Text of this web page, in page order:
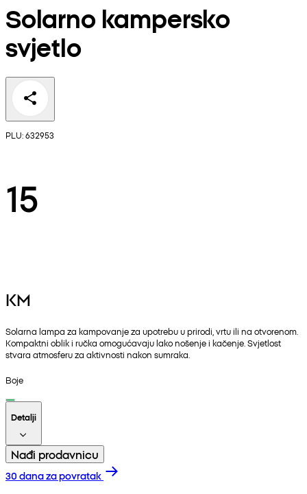
Solarno kampersko
svjetlo
PLU: 632953
15
KM
Solarna lampa za kampovanje za upotrebu u prirodi, vrtu ili na otvorenom.
Kompaktni oblik i ručka omogućavaju lako nošenje i kačenje. Svjetlost
stvara atmosferu za aktivnosti nakon sumraka.
Boje
Detalji
Nađi prodavnicu
30 dana za povratak